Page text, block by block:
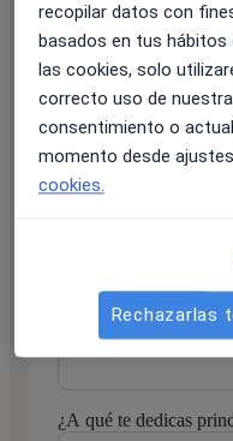
Apellido:
Correo electrónico:
Número de móvil/
¿A qué te dedicas
recopilar datos con
basados en tus hábitos
las cookies, solo
correcto uso de
consentimiento o
momento desde
cookies.
Rechazarlas